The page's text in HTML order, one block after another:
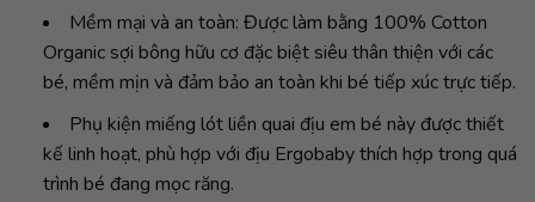
Mềm mại và an toàn: Được làm bằng 100% Cotton
Organic sợi bông hữu cơ đặc biệt siêu thân thiện với các
bé, mềm mịn và đảm bảo an toàn khi bé tiếp xúc trực tiếp.
Phụ kiện miếng lót liền quai địu em bé này được thiết
kế linh hoạt, phù hợp với địu Ergobaby thích hợp trong quá
trình bé đang mọc răng.